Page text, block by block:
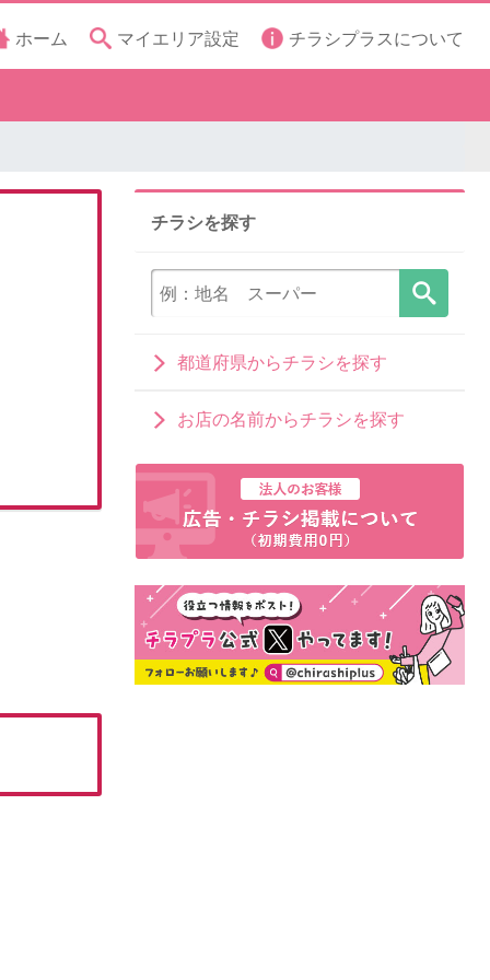
ホーム マイエリア設定 チラシプラスについて
チラシを探す
都道府県からチラシを探す
お店の名前からチラシを探す